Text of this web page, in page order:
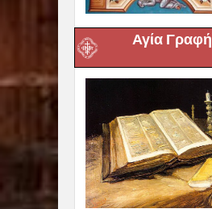
Αγία Γραφή